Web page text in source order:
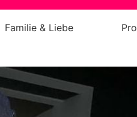
Familie & Liebe